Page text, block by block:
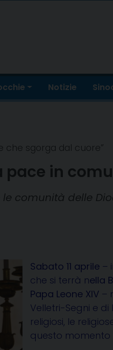
Notizie
che sgorga dal cuore”
in
le comunità delle
Sabato 11 aprile –
che si terrà nella
Papa Leone XIV –
Velletri-Segni e
religiosi, le
questo momento